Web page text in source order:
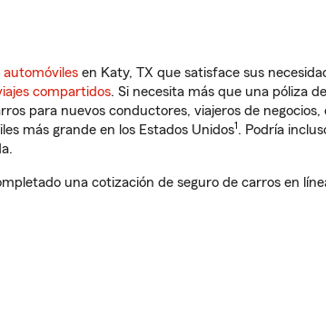
automóviles en Katy, TX que satisface sus
compartidos. Si necesita más que una póliza
para nuevos conductores, viajeros de negocios,
más grande en los Estados Unidos1. Podría
una cotización de seguro de carros en